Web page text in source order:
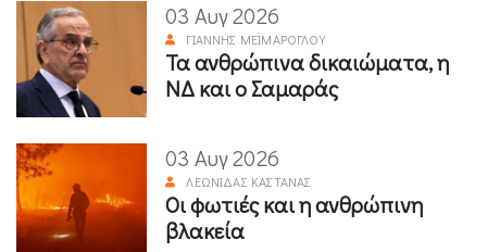
03 Αυγ 2026
ΓΙΆΝΝΗΣ ΜΕΪΜΆΡΟΓΛΟΥ
Τα ανθρώπινα δικαιώματα, η
ΝΔ και ο Σαμαράς
03 Αυγ 2026
ΛΕΩΝΊΔΑΣ ΚΑΣΤΑΝΆΣ
Οι φωτιές και η ανθρώπινη
βλακεία